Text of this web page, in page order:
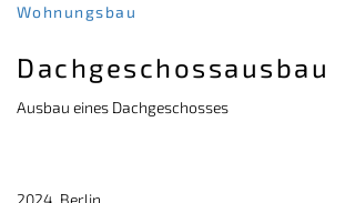
Wohnungsbau
Dachgeschossausbau
Ausbau eines Dachgeschosses
2024, Berlin